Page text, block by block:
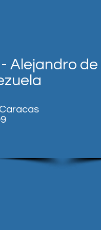
Alejandro de